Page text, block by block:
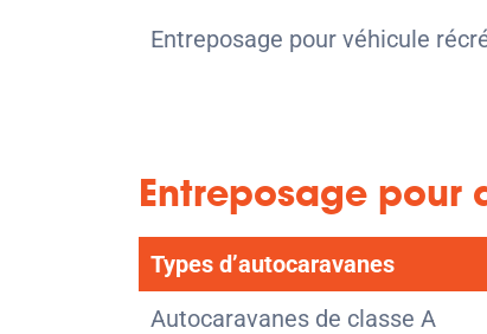
Entreposage pour véhicule
Entreposage pour
Types d’autocaravanes
Autocaravanes de classe A